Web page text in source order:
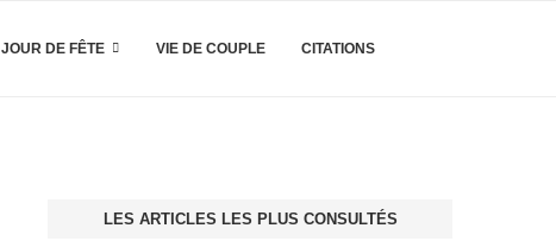
JOUR DE FÊTE VIE DE COUPLE CITATIONS
LES ARTICLES LES PLUS CONSULTÉS